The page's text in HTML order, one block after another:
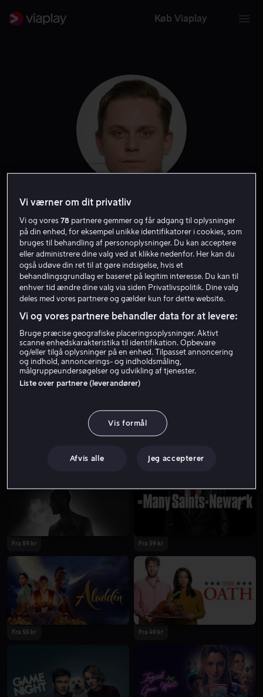
Køb Viaplay
Billy Magnussen
Skuespiller
Fra 49 kr Kun hos os
Fra 59 kr Fra 59 kr
Fra 55 kr Fra 49 kr
Vi værner om dit privatliv
Vi og vores78 partnere gemmer og får adgang til oplysninger
på din enhed, for eksempel unikke identifikatorer i cookies, som
bruges til behandling af personoplysninger. Du kan acceptere
eller administrere dine valg ved at klikke nedenfor. Her kan du
også udøve din ret til at gøre indsigelse, hvis et
behandlingsgrundlag er baseret på legitim interesse. Du kan til
enhver tid ændre dine valg via siden Privatlivspolitik. Dine valg
deles med vores partnere og gælder kun for dette website.
Vi og vores partnere behandler data for at levere:
Bruge præcise geografiske placeringsoplysninger. Aktivt
scanne enhedskarakteristika til identifikation. Opbevare
og/eller tilgå oplysninger på en enhed. Tilpasset annoncering
og indhold, annoncerings- og indholdsmåling,
målgruppeundersøgelser og udvikling af tjenester.
Liste over partnere (leverandører)
Vis formål
Afvis alle Jeg accepterer